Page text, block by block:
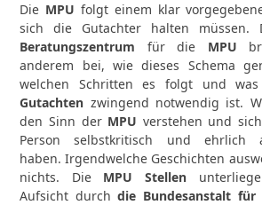
Die MPU folgt einem klar
sich die Gutachter halten müssen.
Beratungszentrum für die MPU
anderem bei, wie dieses Schema
welchen Schritten es folgt und
Gutachten zwingend notwendig ist.
den Sinn der MPU verstehen und
Person selbstkritisch und ehrlich
haben. Irgendwelche Geschichten
nichts. Die MPU Stellen
Aufsicht durchdie Bundesanstalt für